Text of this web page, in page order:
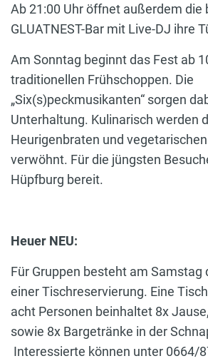
Ab 21:00 Uhr öffnet außerdem die
GLUATNEST-Bar mit Live-DJ ihre
Am Sonntag beginnt das Fest ab
traditionellen Frühschoppen. Die
„Six(s)peckmusikanten“ sorgen
Unterhaltung. Kulinarisch werden
Heurigenbraten und
verwöhnt. Für die jüngsten
Hüpfburg bereit.
Heuer NEU:
Für Gruppen besteht am Samstag
einer Tischreservierung. Eine
acht Personen beinhaltet 8x
sowie 8x Bargetränke in der
Interessierte können unter 0664/